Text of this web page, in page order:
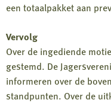
een totaalpakket aan
Vervolg
Over de ingediende
gestemd. De
informeren over de
standpunten. Over de